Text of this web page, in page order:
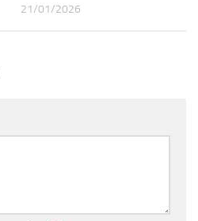
21/01/2026